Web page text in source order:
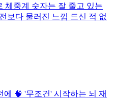
체중계 숫자는 잘 줄고 있는
보다 물러진 느낌 드신 적 없
🧠 '무조건' 시작하는 뇌 재